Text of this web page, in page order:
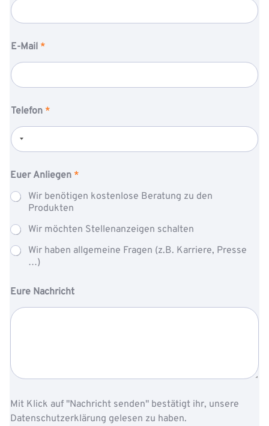
o
n
t
E-Mail *
Telefon *
Euer Anliegen *
Wir benötigen kostenlose Beratung zu den
Produkten
Wir möchten Stellenanzeigen schalten
Wir haben allgemeine Fragen (z.B. Karriere, Presse
…)
Eure Nachricht
Mit Klick auf "Nachricht senden" bestätigt ihr, unsere
Datenschutzerklärung gelesen zu haben.